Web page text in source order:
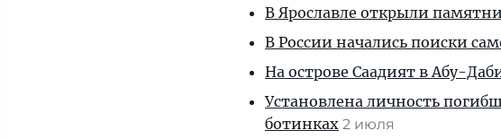
В Ярославле открыли
В России начались поиски
На острове Саадият в Абу-
Установлена личность
ботинках 2 июля